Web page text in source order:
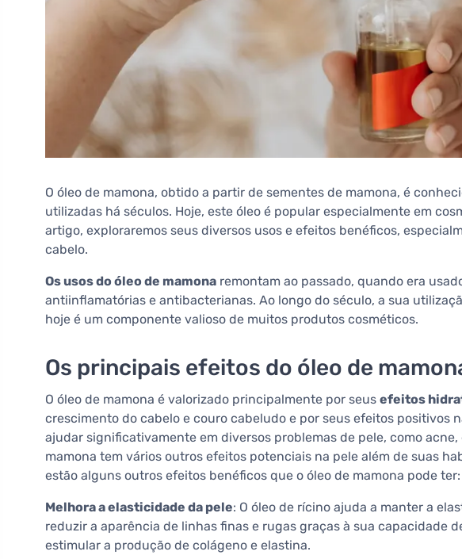
O óleo de mamona, obtido a partir de sementes de mamona, é
utilizadas há séculos. Hoje, este óleo é popular especialmente em
artigo, exploraremos seus diversos usos e efeitos benéficos,
cabelo.
Os usos do óleo de mamona remontam ao passado, quando era
antiinflamatórias e antibacterianas. Ao longo do século, a sua
hoje é um componente valioso de muitos produtos cosméticos.
Os principais efeitos do óleo de
O óleo de mamona é valorizado principalmente por seus efeitos
crescimento do cabelo e couro cabeludo e por seus efeitos positivos
ajudar significativamente em diversos problemas de pele, como acne,
mamona tem vários outros efeitos potenciais na pele além de suas
estão alguns outros efeitos benéficos que o óleo de mamona pode ter:
Melhora a elasticidade da pele: O óleo de rícino ajuda a manter a
reduzir a aparência de linhas finas e rugas graças à sua capacidade
estimular a produção de colágeno e elastina.